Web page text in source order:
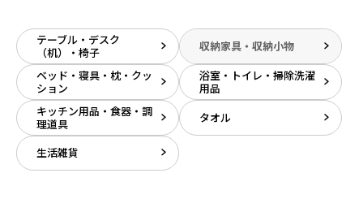
テーブル・デスク
（机）・椅子
収納家具・収納小物
ベッド・寝具・枕・クッ
ション
浴室・トイレ・掃除洗濯
用品
キッチン用品・食器・調
理道具
タオル
生活雑貨